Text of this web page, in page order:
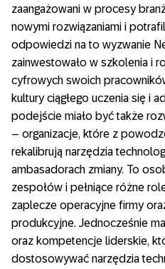
zaangażowani w procesy
nowymi rozwiązaniami i
odpowiedzi na to wyzwanie
zainwestowało w szkolenia i
cyfrowych swoich
kultury ciągłego uczenia się i
podejście miało być także
– organizacje, które z
rekalibrują narzędzia
ambasadorach zmiany. To
zespołów i pełniące różne
zaplecze operacyjne firmy
produkcyjne. Jednocześnie
oraz kompetencje liderskie,
dostosowywać narzędzia